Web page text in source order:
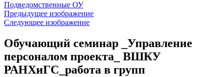
Подведомственные ОУ
Предыдущее изображение
Следующее изображение
Обучающий семинар _Управление
персоналом проекта_ ВШКУ
РАНХиГС_работа в групп